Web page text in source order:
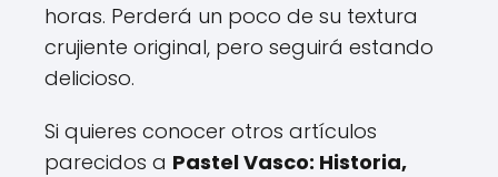
horas. Perderá un poco de su textura
crujiente original, pero seguirá estando
delicioso.
Si quieres conocer otros artículos
parecidos a Pastel Vasco: Historia,